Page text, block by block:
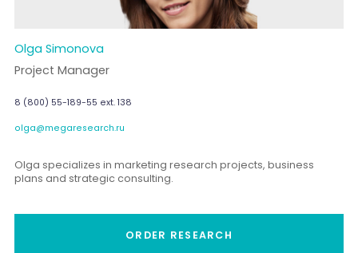
Olga Simonova
Project Manager
8 (800) 55-189-55 ext. 138
olga@megaresearch.ru
Olga specializes in marketing research projects, business
plans and strategic consulting.
ORDER RESEARCH